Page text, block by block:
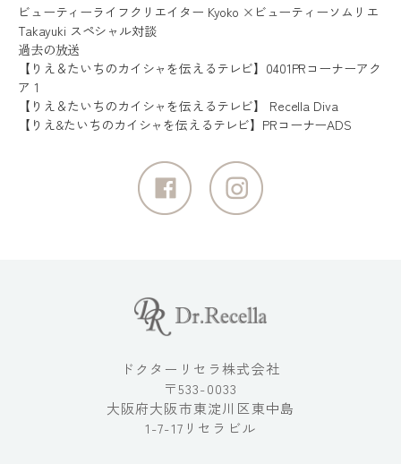
ビューティーライフクリエイター Kyoko ×ビューティーソムリエ
Takayuki スペシャル対談
過去の放送
【りえ＆たいちのカイシャを伝えるテレビ】0401PRコーナーアク
ア 1
【りえ＆たいちのカイシャを伝えるテレビ】 Recella Diva
【りえ&たいちのカイシャを伝えるテレビ】PRコーナーADS
ドクターリセラ株式会社
〒533-0033
大阪府大阪市東淀川区東中島
1-7-17リセラビル